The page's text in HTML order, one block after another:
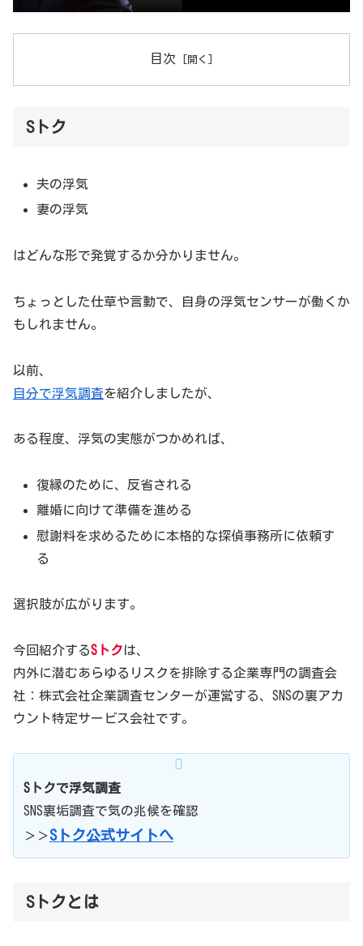
目次
Sトク
夫の浮気
妻の浮気
はどんな形で発覚するか分かりません。
ちょっとした仕草や言動で、自身の浮気センサーが働くか
もしれません。
以前、
自分で浮気調査を紹介しましたが、
ある程度、浮気の実態がつかめれば、
復縁のために、反省される
離婚に向けて準備を進める
慰謝料を求めるために本格的な探偵事務所に依頼す
る
選択肢が広がります。
今回紹介するSトクは、
内外に潜むあらゆるリスクを排除する企業専門の調査会
社：株式会社企業調査センターが運営する、SNSの裏アカ
ウント特定サービス会社です。
Sトクで浮気調査
SNS裏垢調査で気の兆候を確認
＞＞Sトク公式サイトへ
Sトクとは